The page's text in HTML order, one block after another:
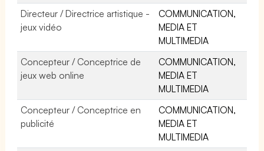
Directeur / Directrice artistique -
jeux vidéo
COMMUNICATION,
MEDIA ET
MULTIMEDIA
Concepteur / Conceptrice de
jeux web online
COMMUNICATION,
MEDIA ET
MULTIMEDIA
Concepteur / Conceptrice en
publicité
COMMUNICATION,
MEDIA ET
MULTIMEDIA